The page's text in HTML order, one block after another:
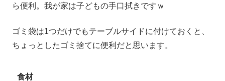
ら便利。我が家は子どもの手口拭きですｗ
ゴミ袋は1つだけでもテーブルサイドに付けておくと、
ちょっとしたゴミ捨てに便利だと思います。
食材